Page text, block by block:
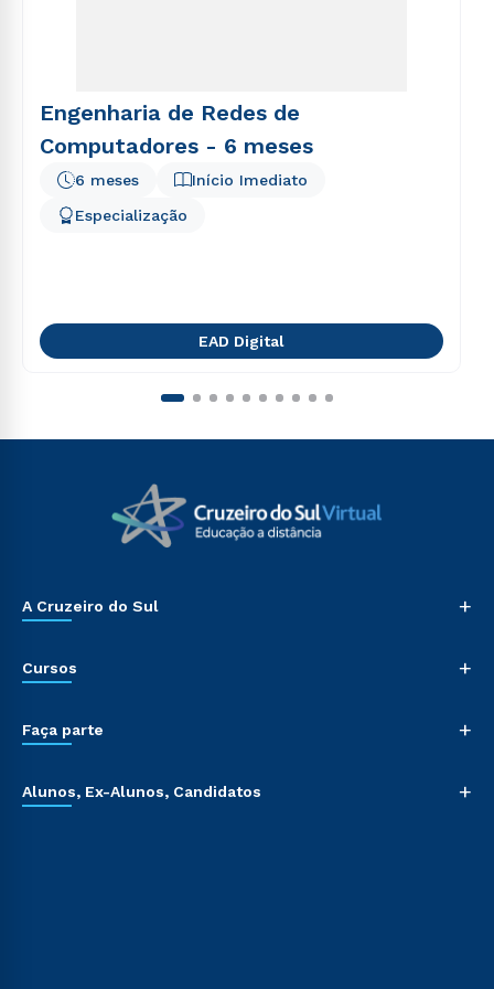
Engenharia de Redes de
Computadores - 6 meses
Início Imediato
6 meses
Especialização
EAD Digital
A Cruzeiro do Sul +
Cursos +
Faça parte +
Alunos, Ex-Alunos, Candidatos +